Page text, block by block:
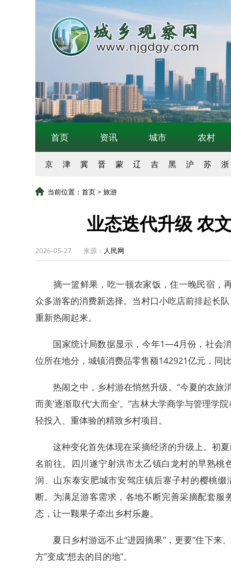
首页 资讯 城市 农村
京 津 冀 晋 蒙 辽 吉 黑 沪 苏 浙
当前位置： 首页 > 旅游
业态迭代升级 农
2026-05-27 来源： 人民网
摘一篮鲜果，吃一顿农家饭，住一晚民宿，
众多游客的消费新选择。当村口小吃店前排起长
重新热闹起来。
国家统计局数据显示，今年1—4月份，社会消
位所在地分，城镇消费品零售额142921亿元，同
热闹之中，乡村游在悄然升级。“今夏的农旅消
而美’逐渐取代‘大而全’。”吉林大学商学与管理
轻投入、重体验的精致乡村项目。
这种变化首先体现在采摘经济的升级上。初夏
名前往。四川遂宁射洪市太乙镇白龙村的早熟桃
润、山东泰安肥城市安驾庄镇后寨子村的樱桃
断。为满足游客需求，各地不断完善采摘配套
态，让一颗果子牵出乡村乐趣。
夏日乡村游远不止“进园摘果”，更要“住下来
方”变成“想去的目的地”。